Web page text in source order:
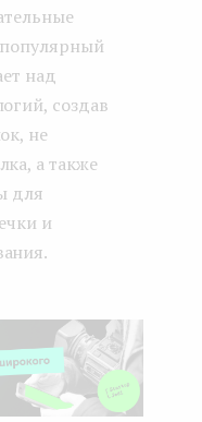
над
создав
не
а также
для
и